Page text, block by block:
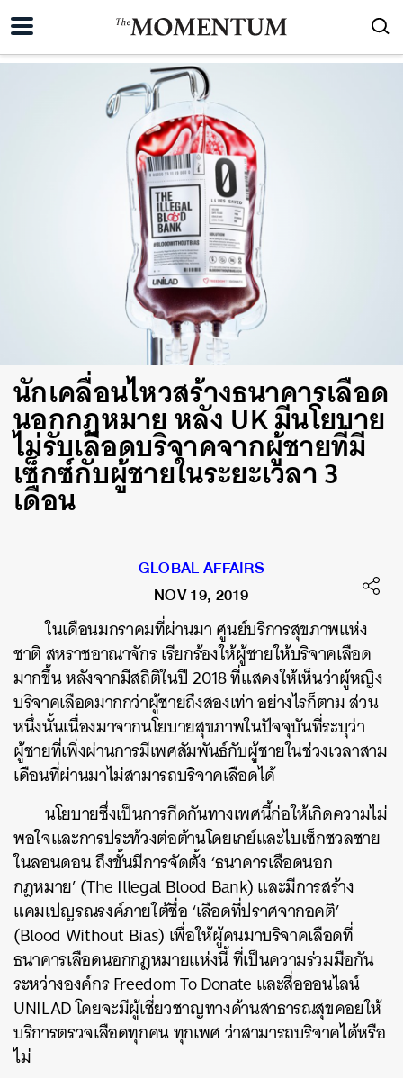
นักเคลื่อนไหวสร้างธนาคารเลือด
นอกกฎหมาย หลัง UK มีนโยบาย
ไม่รับเลือดบริจาคจากผู้ชายที่มี
เซ็กซ์กับผู้ชายในระยะเวลา 3
เดือน
GLOBAL AFFAIRS
NOV 19, 2019
ในเดือนมกราคมที่ผ่านมาศูนย์บริการสุขภาพแห่ง
ชาติสหราชอาณาจักรเรียกร้องให้ผู้ชายให้บริจาคเลือด
มากขึ้นหลังจากมีสถิติในปี 2018 ที่แสดงให้เห็นว่าผู้หญิง
บริจาคเลือดมากกว่าผู้ชายถึงสองเท่าอย่างไรก็ตาม ส่วน
หนึ่งนั้นเนื่องมาจากนโยบายสุขภาพในปัจจุบันที่ระบุว่า
ผู้ชายที่เพิ่งผ่านการมีเพศสัมพันธ์กับผู้ชายในช่วงเวลาสาม
เดือนที่ผ่านมาไม่สามารถบริจาคเลือดได้
นโยบายซึ่งเป็นการกีดกันทางเพศนี้ก่อให้เกิดความไม่
พอใจและการประท้วงต่อต้านโดยเกย์และไบเซ็กชวลชาย
ในลอนดอนถึงขั้นมีการจัดตั้ง‘ธนาคารเลือดนอก
กฎหมาย’ (The Illegal Blood Bank)และมีการสร้าง
แคมเปญรณรงค์ภายใต้ชื่อ‘เลือดที่ปราศจากอคติ’
(Blood Without Bias) เพื่อให้ผู้คนมาบริจาคเลือดที่
ธนาคารเลือดนอกกฎหมายแห่งนี้ที่เป็นความร่วมมือกัน
ระหว่างองค์กรFreedom To Donate และสื่อออนไลน์
UNILADโดยจะมีผู้เชี่ยวชาญทางด้านสาธารณสุขคอยให้
บริการตรวจเลือดทุกคนทุกเพศ ว่าสามารถบริจาคได้หรือ
ไม่